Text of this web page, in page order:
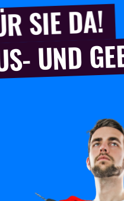
SIE DA!
UND